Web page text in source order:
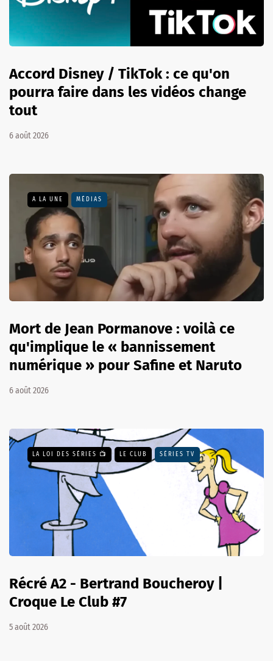
Accord Disney / TikTok : ce qu'on
pourra faire dans les vidéos change
tout
6 août 2026
A LA UNE MÉDIAS
Mort de Jean Pormanove : voilà ce
qu'implique le « bannissement
numérique » pour Safine et Naruto
6 août 2026
LA LOI DES SÉRIES 📺 LE CLUB SÉRIES TV
Récré A2 - Bertrand Boucheroy |
Croque Le Club #7
5 août 2026